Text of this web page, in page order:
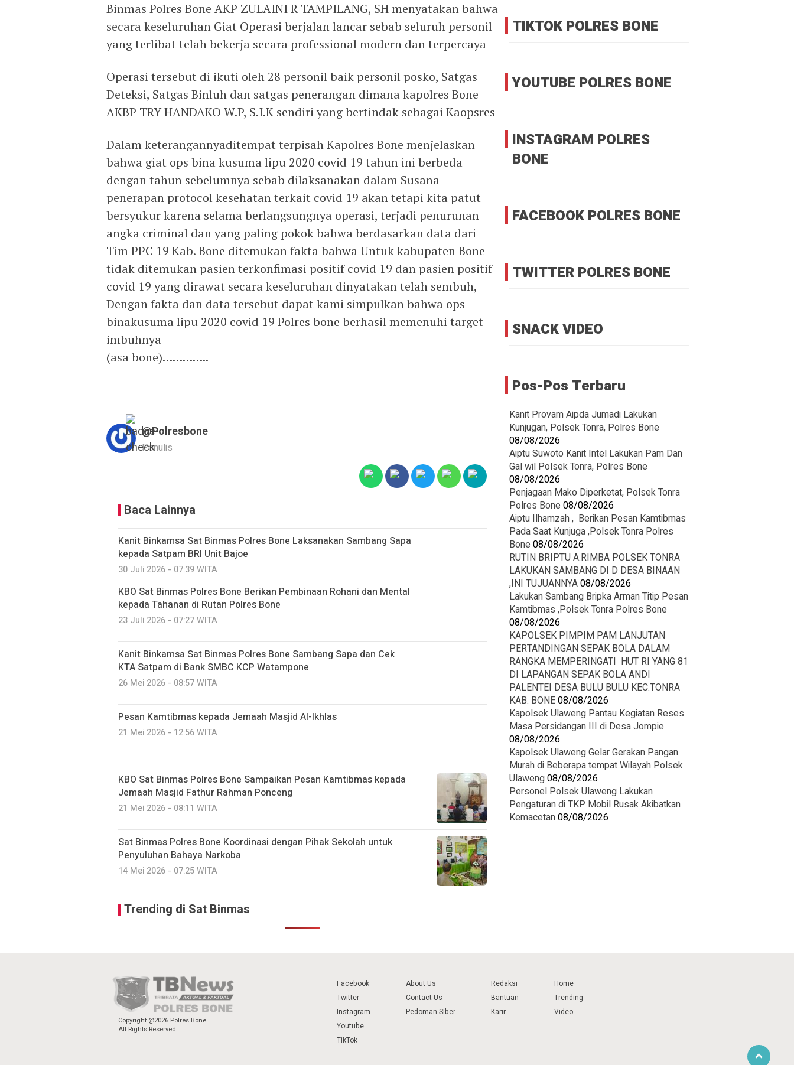
Binmas Polres Bone AKP ZULAINI R TAMPILANG, SH menyatakan bahwa
secara keseluruhan Giat Operasi berjalan lancar sebab seluruh personil
yang terlibat telah bekerja secara professional modern dan terpercaya
Operasi tersebut di ikuti oleh 28 personil baik personil posko, Satgas
Deteksi, Satgas Binluh dan satgas penerangan dimana kapolres Bone
AKBP TRY HANDAKO W.P, S.I.K sendiri yang bertindak sebagai Kaopsres
Dalam keterangannyaditempat terpisah Kapolres Bone menjelaskan
bahwa giat ops bina kusuma lipu 2020 covid 19 tahun ini berbeda
dengan tahun sebelumnya sebab dilaksanakan dalam Susana
penerapan protocol kesehatan terkait covid 19 akan tetapi kita patut
bersyukur karena selama berlangsungnya operasi, terjadi penurunan
angka criminal dan yang paling pokok bahwa berdasarkan data dari
Tim PPC 19 Kab. Bone ditemukan fakta bahwa Untuk kabupaten Bone
tidak ditemukan pasien terkonfimasi positif covid 19 dan pasien positif
covid 19 yang dirawat secara keseluruhan dinyatakan telah sembuh,
Dengan fakta dan data tersebut dapat kami simpulkan bahwa ops
binakusuma lipu 2020 covid 19 Polres bone berhasil memenuhi target
imbuhnya
(asa bone)…………..
@polresbone
Penulis
Baca Lainnya
Kanit Binkamsa Sat Binmas Polres Bone Laksanakan Sambang Sapa
kepada Satpam BRI Unit Bajoe
30 Juli 2026 - 07:39 WITA
KBO Sat Binmas Polres Bone Berikan Pembinaan Rohani dan Mental
kepada Tahanan di Rutan Polres Bone
23 Juli 2026 - 07:27 WITA
Kanit Binkamsa Sat Binmas Polres Bone Sambang Sapa dan Cek
KTA Satpam di Bank SMBC KCP Watampone
26 Mei 2026 - 08:57 WITA
Pesan Kamtibmas kepada Jemaah Masjid Al-Ikhlas
21 Mei 2026 - 12:56 WITA
KBO Sat Binmas Polres Bone Sampaikan Pesan Kamtibmas kepada
Jemaah Masjid Fathur Rahman Ponceng
21 Mei 2026 - 08:11 WITA
Sat Binmas Polres Bone Koordinasi dengan Pihak Sekolah untuk
Penyuluhan Bahaya Narkoba
14 Mei 2026 - 07:25 WITA
Trending di Sat Binmas
TIKTOK POLRES BONE
YOUTUBE POLRES BONE
INSTAGRAM POLRES
BONE
FACEBOOK POLRES BONE
TWITTER POLRES BONE
SNACK VIDEO
Pos-Pos Terbaru
Kanit Provam Aipda Jumadi Lakukan
Kunjugan, Polsek Tonra, Polres Bone
08/08/2026
Aiptu Suwoto Kanit Intel Lakukan Pam Dan
Gal wil Polsek Tonra, Polres Bone
08/08/2026
Penjagaan Mako Diperketat, Polsek Tonra
Polres Bone08/08/2026
Aiptu Ilhamzah , Berikan Pesan Kamtibmas
Pada Saat Kunjuga ,Polsek Tonra Polres
Bone08/08/2026
RUTIN BRIPTU A.RIMBA POLSEK TONRA
LAKUKAN SAMBANG DI D DESA BINAAN
,INI TUJUANNYA08/08/2026
Lakukan Sambang Bripka Arman Titip Pesan
Kamtibmas ,Polsek Tonra Polres Bone
08/08/2026
KAPOLSEK PIMPIM PAM LANJUTAN
PERTANDINGAN SEPAK BOLA DALAM
RANGKA MEMPERINGATI HUT RI YANG 81
DI LAPANGAN SEPAK BOLA ANDI
PALENTEI DESA BULU BULU KEC.TONRA
KAB. BONE08/08/2026
Kapolsek Ulaweng Pantau Kegiatan Reses
Masa Persidangan III di Desa Jompie
08/08/2026
Kapolsek Ulaweng Gelar Gerakan Pangan
Murah di Beberapa tempat Wilayah Polsek
Ulaweng08/08/2026
Personel Polsek Ulaweng Lakukan
Pengaturan di TKP Mobil Rusak Akibatkan
Kemacetan08/08/2026
Copyright @2026 Polres Bone
All Rights Reserved
Facebook
Twitter
Instagram
Youtube
TikTok
About Us
Contact Us
Pedoman SIber
Redaksi
Bantuan
Karir
Home
Trending
Video